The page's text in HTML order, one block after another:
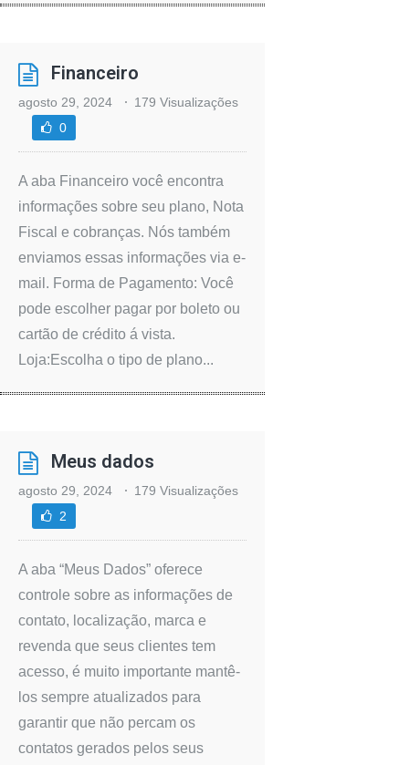
Financeiro
agosto 29, 2024
179 Visualizações
0
A aba Financeiro você encontra
informações sobre seu plano, Nota
Fiscal e cobranças. Nós também
enviamos essas informações via e-
mail. Forma de Pagamento: Você
pode escolher pagar por boleto ou
cartão de crédito á vista.
Loja:Escolha o tipo de plano...
Meus dados
agosto 29, 2024
179 Visualizações
2
A aba “Meus Dados” oferece
controle sobre as informações de
contato, localização, marca e
revenda que seus clientes tem
acesso, é muito importante mantê-
los sempre atualizados para
garantir que não percam os
contatos gerados pelos seus